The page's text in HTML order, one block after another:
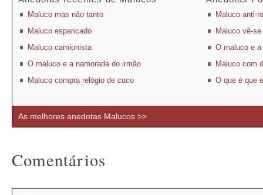
Maluco mas não tanto
Maluco espancado
Maluco camionista
O maluco e a namorada do irmão
Maluco compra relógio de cuco
Maluco anti-
Maluco vê-
O maluco e a
Maluco com
O que é que
As melhores anedotas Malucos >>
Comentários